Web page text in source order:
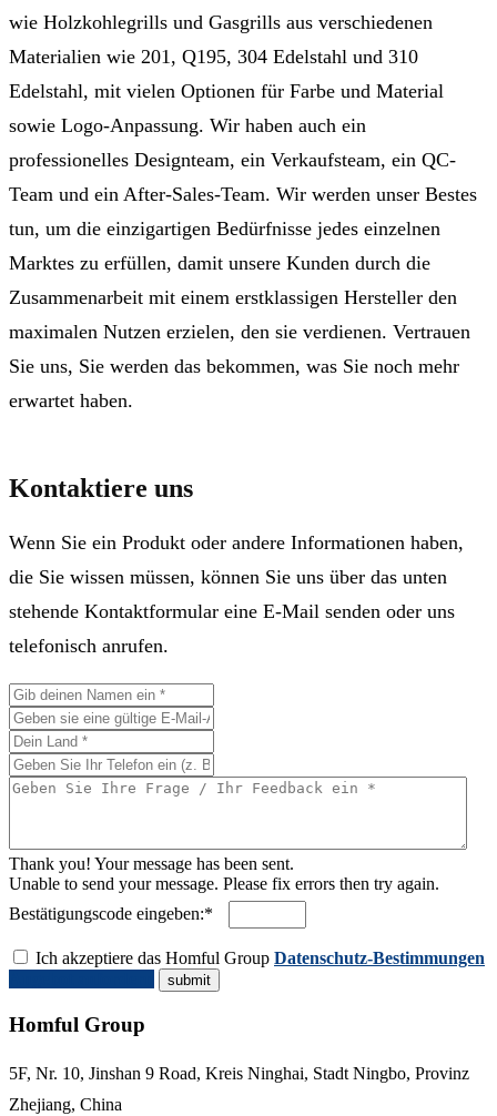
wie Holzkohlegrills und Gasgrills aus verschiedenen
Materialien wie 201, Q195, 304 Edelstahl und 310
Edelstahl, mit vielen Optionen für Farbe und Material
sowie Logo-Anpassung. Wir haben auch ein
professionelles Designteam, ein Verkaufsteam, ein QC-
Team und ein After-Sales-Team. Wir werden unser Bestes
tun, um die einzigartigen Bedürfnisse jedes einzelnen
Marktes zu erfüllen, damit unsere Kunden durch die
Zusammenarbeit mit einem erstklassigen Hersteller den
maximalen Nutzen erzielen, den sie verdienen. Vertrauen
Sie uns, Sie werden das bekommen, was Sie noch mehr
erwartet haben.
Kontaktiere uns
Wenn Sie ein Produkt oder andere Informationen haben,
die Sie wissen müssen, können Sie uns über das unten
stehende Kontaktformular eine E-Mail senden oder uns
telefonisch anrufen.
Thank you! Your message has been sent.
Unable to send your message. Please fix errors then try again.
Bestätigungscode eingeben:*
Ich akzeptiere das Homful Group Datenschutz-Bestimmungen
Homful Group
5F, Nr. 10, Jinshan 9 Road, Kreis Ninghai, Stadt Ningbo, Provinz
Zhejiang, China